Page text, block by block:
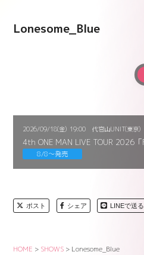
Lonesome_Blue
2026/09/18(金) 19:00 代官山UNIT(東京)
4th ONE MAN LIVE TOUR 2026「
8/8〜発売
ポスト シェア LINEで送る
HOME > SHOWS > Lonesome_Blue